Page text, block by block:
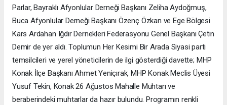
Parlar, Bayraklı Afyonlular Derneği Başkanı Zeliha Aydoğmuş,
Buca Afyonlular Derneği Başkanı Özenç Özkan ve Ege Bölgesi
Kars Ardahan Iğdır Dernekleri Federasyonu Genel Başkanı Çetin
Demir de yer aldı. Toplumun Her Kesimi Bir Arada Siyasi parti
temsilcileri ve yerel yöneticilerin de ilgi gösterdiği davette; MHP
Konak İlçe Başkanı Ahmet Yeniçırak, MHP Konak Meclis Üyesi
Yusuf Tekin, Konak 26 Ağustos Mahalle Muhtarı ve
beraberindeki muhtarlar da hazır bulundu. Programın renkli